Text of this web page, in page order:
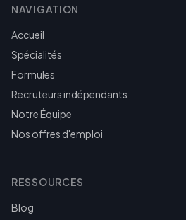
NAVIGATION
Accueil
Spécialités
Formules
Recruteurs indépendants
Notre Équipe
Nos offres d'emploi
RESSOURCES
Blog